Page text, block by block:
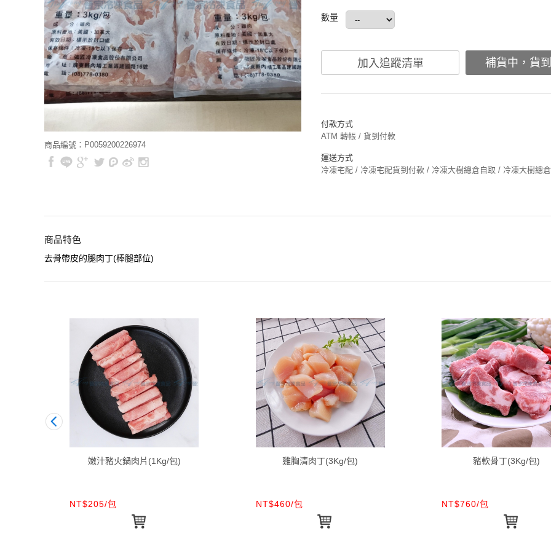
商品編號：P0059200226974
數量
加入追蹤清單 補貨中，貨
付款方式
ATM 轉帳 / 貨到付款
運送方式
冷凍宅配 / 冷凍宅配貨到付款 / 冷凍大樹總倉自取 / 冷凍大樹總
商品特色
去骨帶皮的腿肉丁(棒腿部位)
嫩汁豬火鍋肉片(1Kg/包)
NT$205/包
雞胸清肉丁(3Kg/包)
NT$460/包
豬軟骨丁(3Kg/包)
NT$760/包